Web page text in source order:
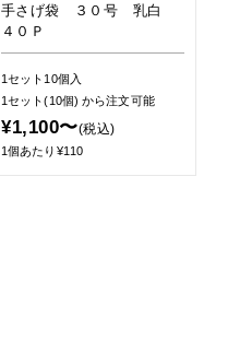
手さげ袋 ３０号 乳白
４０Ｐ
1セット10個入
1セット(10個)から注文可能
¥1,100〜(税込)
1個あたり¥110